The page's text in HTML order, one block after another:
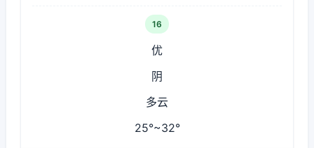
16
优
阴
多云
25°~32°